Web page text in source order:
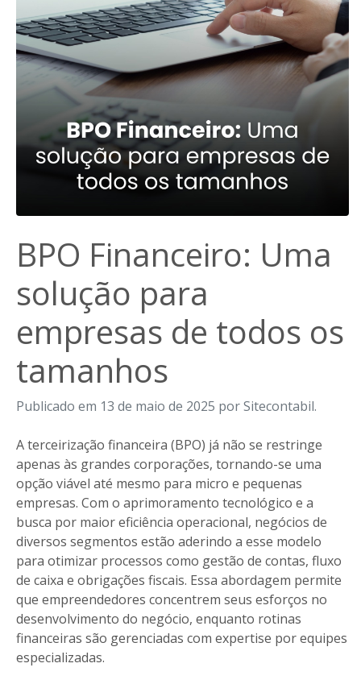
BPO Financeiro: Uma
solução para
empresas de todos os
tamanhos
Publicado em 13 de maio de 2025 por Sitecontabil.
A terceirização financeira (BPO) já não se restringe
apenas às grandes corporações, tornando-se uma
opção viável até mesmo para micro e pequenas
empresas. Com o aprimoramento tecnológico e a
busca por maior eficiência operacional, negócios de
diversos segmentos estão aderindo a esse modelo
para otimizar processos como gestão de contas, fluxo
de caixa e obrigações fiscais. Essa abordagem permite
que empreendedores concentrem seus esforços no
desenvolvimento do negócio, enquanto rotinas
financeiras são gerenciadas com expertise por equipes
especializadas.